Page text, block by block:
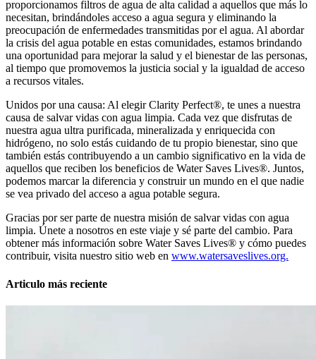
proporcionamos filtros de agua de alta calidad a aquellos que más lo
necesitan, brindándoles acceso a agua segura y eliminando la
preocupación de enfermedades transmitidas por el agua. Al abordar
la crisis del agua potable en estas comunidades, estamos brindando
una oportunidad para mejorar la salud y el bienestar de las personas,
al tiempo que promovemos la justicia social y la igualdad de acceso
a recursos vitales.
Unidos por una causa: Al elegir Clarity Perfect®, te unes a nuestra
causa de salvar vidas con agua limpia. Cada vez que disfrutas de
nuestra agua ultra purificada, mineralizada y enriquecida con
hidrógeno, no solo estás cuidando de tu propio bienestar, sino que
también estás contribuyendo a un cambio significativo en la vida de
aquellos que reciben los beneficios de Water Saves Lives®. Juntos,
podemos marcar la diferencia y construir un mundo en el que nadie
se vea privado del acceso a agua potable segura.
Gracias por ser parte de nuestra misión de salvar vidas con agua
limpia. Únete a nosotros en este viaje y sé parte del cambio. Para
obtener más información sobre Water Saves Lives® y cómo puedes
contribuir, visita nuestro sitio web en www.watersaveslives.org.
Articulo más reciente